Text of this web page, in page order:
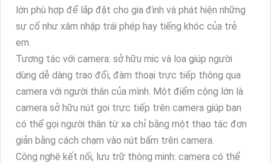
lớn phù hợp để lắp đặt cho gia đình và phát hiện những
sự cố như xâm nhập trái phép hay tiếng khóc của trẻ
em.
Tương tác với camera: sở hữu mic và loa giúp người
dùng dễ dàng trao đổi, đàm thoại trực tiếp thông qua
camera với người thân của mình. Một điểm cộng lớn là
camera sở hữu nút gọi trực tiếp trên camera giúp bạn
có thể gọi người thân từ xa chỉ bằng một thao tác đơn
giản bằng cách chạm vào nút bấm trên camera.
Công nghệ kết nối, lưu trữ thông minh: camera có thể